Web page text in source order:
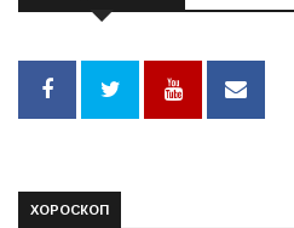
ХОРОСКОП